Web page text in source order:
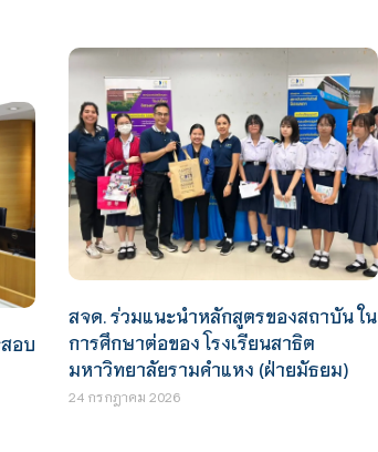
อบ
สจด. ร่วมแนะนำหลักสูตรของสถาบัน ใน
การศึกษาต่อของ โรงเรียนสาธิต
มหาวิทยาลัยรามคำแหง (ฝ่ายมัธยม)
24 กรกฎาคม 2026